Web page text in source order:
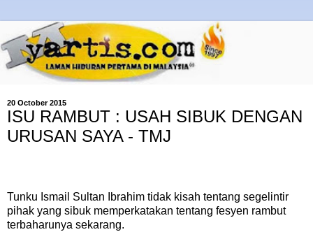
20 October 2015
ISU RAMBUT : USAH SIBUK DENGAN
URUSAN SAYA - TMJ
Tunku Ismail Sultan Ibrahim tidak kisah tentang segelintir
pihak yang sibuk memperkatakan tentang fesyen rambut
terbaharunya sekarang.